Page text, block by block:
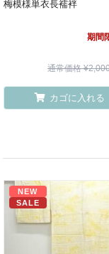
梅模様単衣長襦袢
期間
通常価格
カゴに入れる
NEW
SALE